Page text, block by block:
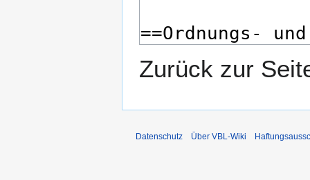
Zurück zur
Datenschutz Über VBL-Wiki